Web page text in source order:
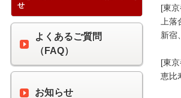
[東
上
新宿
[東
恵比
せ
よくあるご質問
（FAQ）
お知らせ